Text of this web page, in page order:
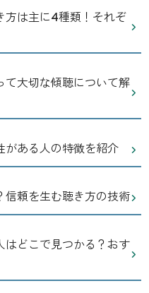
方は主に4種類！それぞ
て大切な傾聴について解
がある人の特徴を紹介
信頼を生む聴き方の技術
はどこで見つかる？おす